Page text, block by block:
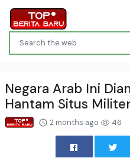
Negara Arab Ini
Hantam Situs
2 months ago 46